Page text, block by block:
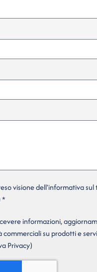
visione dell'informativa
*
informazioni,
su prodotti e
Privacy)